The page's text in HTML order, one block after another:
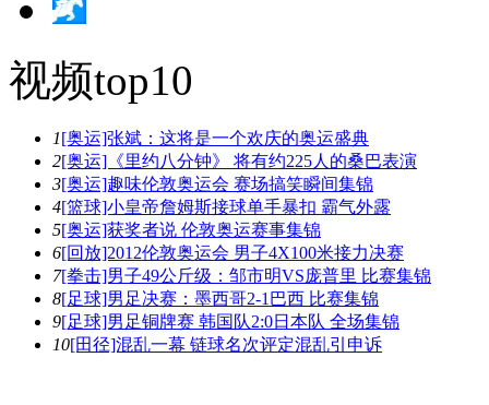
视频top10
1[奥运]张斌：这将是一个欢庆的奥运盛典
2[奥运]《里约八分钟》 将有约225人的桑巴表演
3[奥运]趣味伦敦奥运会 赛场搞笑瞬间集锦
4[篮球]小皇帝詹姆斯接球单手暴扣 霸气外露
5[奥运]获奖者说 伦敦奥运赛事集锦
6[回放]2012伦敦奥运会 男子4X100米接力决赛
7[拳击]男子49公斤级：邹市明VS庞普里 比赛集锦
8[足球]男足决赛：墨西哥2-1巴西 比赛集锦
9[足球]男足铜牌赛 韩国队2:0日本队 全场集锦
10[田径]混乱一幕 链球名次评定混乱引申诉